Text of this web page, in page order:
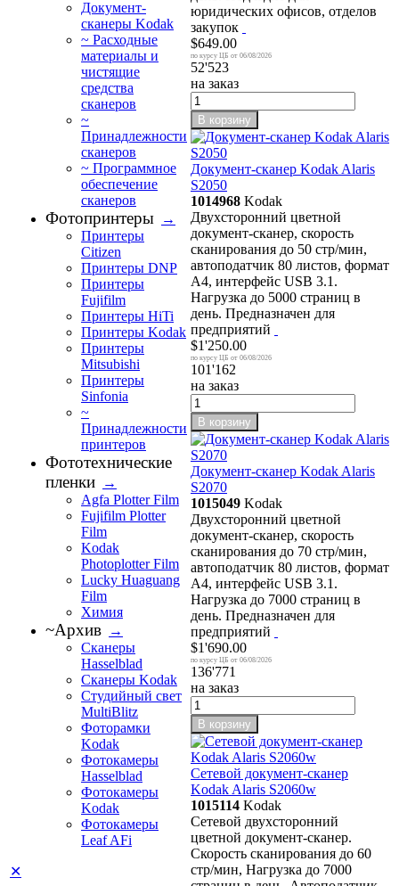
юридических офисов, отделов
закупок
$649.00
06/08/2026
52'523
на заказ
В корзину
Документ-сканер Kodak Alaris
S2050
1014968 Kodak
Двухсторонний цветной
документ-сканер, скорость
сканирования до 50 стр/мин,
автоподатчик 80 листов, формат
А4, интерфейс USB 3.1.
Нагрузка до 5000 страниц в
день. Предназначен для
предприятий
$1'250.00
06/08/2026
101'162
на заказ
В корзину
Документ-сканер Kodak Alaris
S2070
1015049 Kodak
Двухсторонний цветной
документ-сканер, скорость
сканирования до 70 стр/мин,
автоподатчик 80 листов, формат
А4, интерфейс USB 3.1.
Нагрузка до 7000 страниц в
день. Предназначен для
предприятий
$1'690.00
06/08/2026
136'771
на заказ
В корзину
Сетевой документ-сканер
Kodak Alaris S2060w
1015114 Kodak
Сетевой двухсторонний
цветной документ-сканер.
Скорость сканирования до 60
стр/мин, Нагрузка до 7000
Документ-
сканеры Kodak
~ Расходные
материалы и
чистящие
средства
сканеров
~
Принадлежности
сканеров
~ Программное
обеспечение
сканеров
Фотопринтеры
→
Принтеры
Citizen
Принтеры DNP
Принтеры
Fujifilm
Принтеры HiTi
Принтеры Kodak
Принтеры
Mitsubishi
Принтеры
Sinfonia
~
Принадлежности
принтеров
Фототехнические
пленки
→
Agfa Plotter Film
Fujifilm Plotter
Film
Kodak
Photoplotter Film
Lucky Huaguang
Film
Химия
~Архив
→
Сканеры
Hasselblad
Сканеры Kodak
Студийный свет
MultiBlitz
Фоторамки
Kodak
Фотокамеры
Hasselblad
Фотокамеры
Kodak
Фотокамеры
Leaf AFi
✕